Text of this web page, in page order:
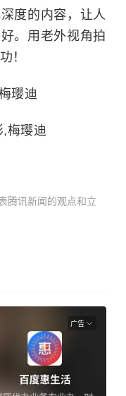
度的内容，让人
。用老外视角拍
！
璎迪
梅璎迪
腾讯新闻的观点和立
广告